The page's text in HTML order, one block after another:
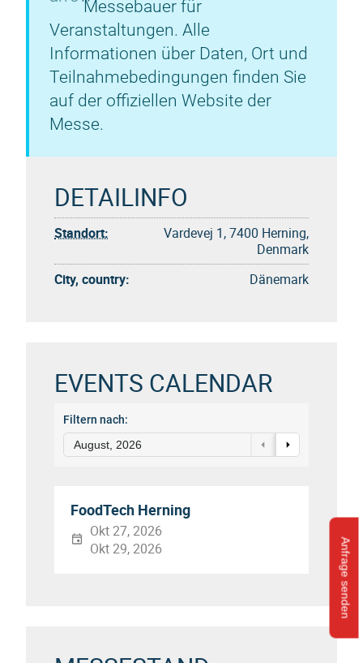
Anfrage senden
Messebauer für
Veranstaltungen. Alle
Informationen über Daten, Ort und
Teilnahmebedingungen finden Sie
auf der offiziellen Website der
Messe.
DETAILINFO
Standort:
Vardevej 1, 7400 Herning,
Denmark
City, country:
Dänemark
EVENTS CALENDAR
Filtern nach:
August, 2026
FoodTech Herning
Okt 27, 2026
Okt 29, 2026